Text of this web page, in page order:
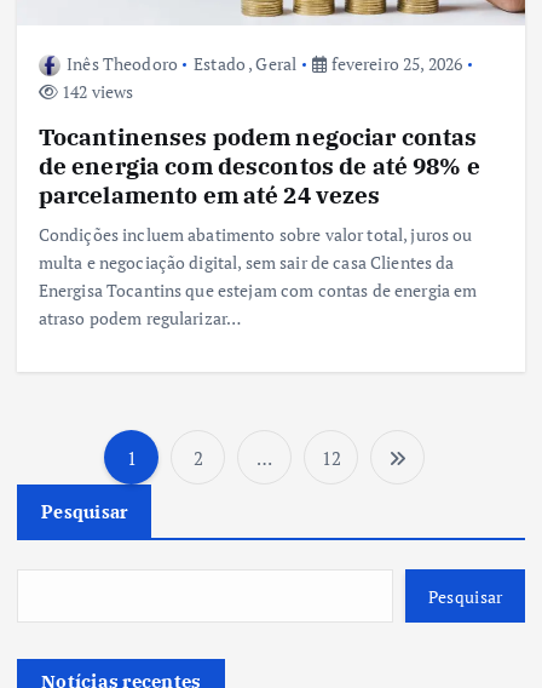
Inês Theodoro Estado ,Geral
fevereiro 25, 2026
142 views
Tocantinenses podem negociar contas
de energia com descontos de até 98% e
parcelamento em até 24 vezes
Condições incluem abatimento sobre valor total, juros ou
multa e negociação digital, sem sair de casa Clientes da
Energisa Tocantins que estejam com contas de energia em
atraso podem regularizar…
P
a
1 2 … 12
Pesquisar
Pesquisar
Notícias recentes